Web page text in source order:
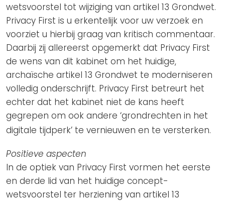
wetsvoorstel tot wijziging van artikel 13 Grondwet.
Privacy First is u erkentelijk voor uw verzoek en
voorziet u hierbij graag van kritisch commentaar.
Daarbij zij allereerst opgemerkt dat Privacy First
de wens van dit kabinet om het huidige,
archaïsche artikel 13 Grondwet te moderniseren
volledig onderschrijft. Privacy First betreurt het
echter dat het kabinet niet de kans heeft
gegrepen om ook andere ‘grondrechten in het
digitale tijdperk’ te vernieuwen en te versterken.
Positieve aspecten
In de optiek van Privacy First vormen het eerste
en derde lid van het huidige concept-
wetsvoorstel ter herziening van artikel 13